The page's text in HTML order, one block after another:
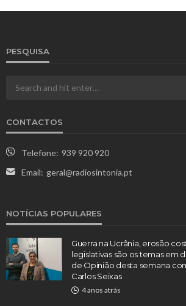
PESQUISA
CONTACTOS
Telefone: 939 920 920
Email: geral@radiosintonia.pt
NOTÍCIAS POPULARES
Guerra na Ucrânia, erosão
legislativas são os temas em
de Opinião desta semana
Carlos Seixas
4 anos atrás